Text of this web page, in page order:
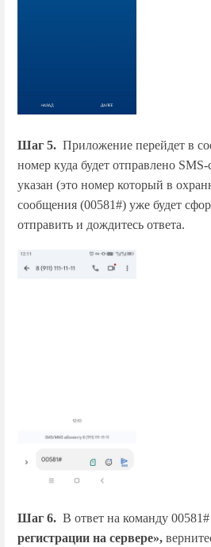
Шаг 5. Приложение перейдет в
номер куда будет отправлено
указан (это номер который в
сообщения (00581#) уже будет
отправить и дождитесь ответа.
Шаг 6. В ответ на команду
регистрации на сервере»,